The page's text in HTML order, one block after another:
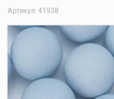
Артикул: 41938